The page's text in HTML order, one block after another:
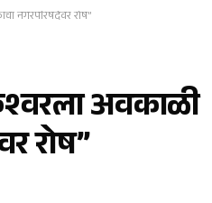
नगरपरिषदेवर रोष”
अवकाळी
रोष”